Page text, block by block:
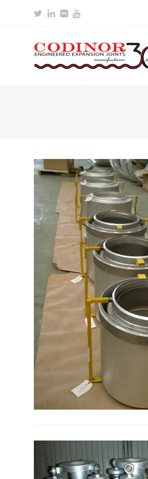
Twitter
LinkedIn
FlickrYoutube